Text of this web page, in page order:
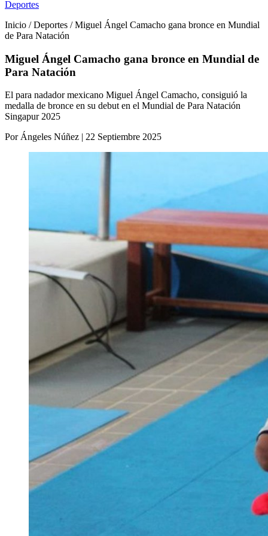
Deportes
Inicio / Deportes / Miguel Ángel Camacho gana bronce en Mundial
de Para Natación
Miguel Ángel Camacho gana bronce en Mundial de
Para Natación
El para nadador mexicano Miguel Ángel Camacho, consiguió la
medalla de bronce en su debut en el Mundial de Para Natación
Singapur 2025
Por Ángeles Núñez | 22 Septiembre 2025